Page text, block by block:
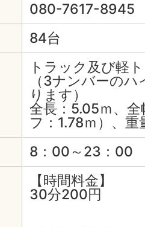
080-7617-8945
84台
トラック及び軽
（3ナンバーの
ります）
全長：5.05ｍ、
フ：1.78ｍ）、重
8：00～23：00
【時間料金】
30分200円